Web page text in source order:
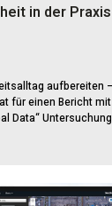
in der Praxis
aufbereiten
für einen Bericht
Data“